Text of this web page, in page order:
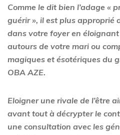
Comme le dit bien l’adage «
guérir », il est plus approprié
dans votre foyer en
autours de votre mari ou
magiques et ésotériques du
OBA AZE.
Eloigner une rivale de l’être
avant tout à décrypter le
une consultation avec les